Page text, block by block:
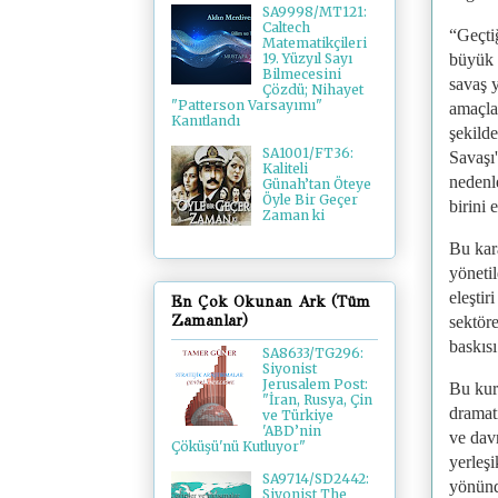
büyük
savaş
birini
Bu
Bu
ve
SA9998/MT121:
Caltech
Matematikçileri
19. Yüzyıl Sayı
Bilmecesini
Çözdü; Nihayet
"Patterson Varsayımı"
Kanıtlandı
SA1001/FT36:
Kaliteli
Günah’tan Öteye
Öyle Bir Geçer
Zaman ki
En Çok Okunan Ark (Tüm
Zamanlar)
SA8633/TG296:
Siyonist
Jerusalem Post:
"İran, Rusya, Çin
ve Türkiye
'ABD’nin
Çöküşü'nü Kutluyor"
SA9714/SD2442:
Siyonist The